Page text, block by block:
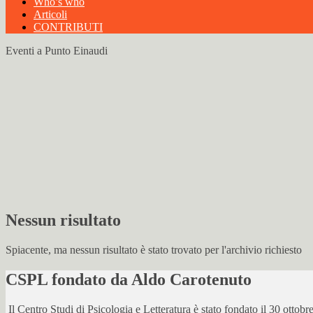
Articoli
CONTRIBUTI
Eventi a Punto Einaudi
Nessun risultato
Spiacente, ma nessun risultato è stato trovato per l'archivio richiesto
CSPL fondato da Aldo Carotenuto
Il Centro Studi di Psicologia e Letteratura è stato fondato il 30